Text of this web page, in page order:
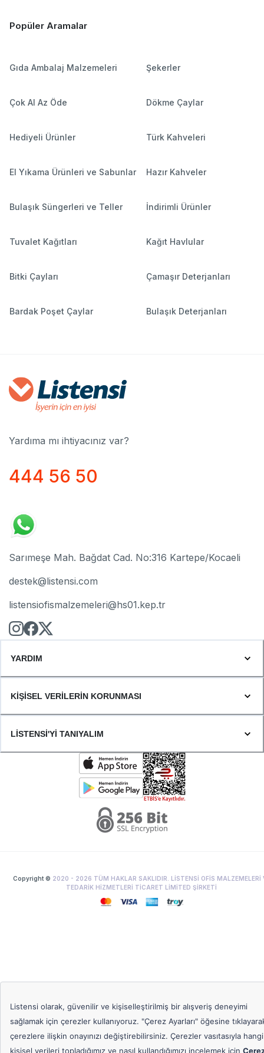
Popüler Aramalar
Gıda Ambalaj Malzemeleri Şekerler
Çok Al Az Öde Dökme Çaylar
Hediyeli Ürünler Türk Kahveleri
El Yıkama Ürünleri ve Sabunlar Hazır Kahveler
Bulaşık Süngerleri ve Teller İndirimli Ürünler
Tuvalet Kağıtları Kağıt Havlular
Bitki Çayları Çamaşır Deterjanları
Bardak Poşet Çaylar Bulaşık Deterjanları
Yardıma mı ihtiyacınız var?
444 56 50
Sarımeşe Mah. Bağdat Cad. No:316 Kartepe/Kocaeli
destek@listensi.com
listensiofismalzemeleri@hs01.kep.tr
YARDIM
KİŞİSEL VERİLERİN KORUNMASI
LİSTENSİ'Yİ TANIYALIM
Copyright © 2020 - 2026 TÜM HAKLAR SAKLIDIR. LİSTENSİ OFİS MALZEMELERİ
TEDARİK HİZMETLERİ TİCARET LİMİTED ŞİRKETİ